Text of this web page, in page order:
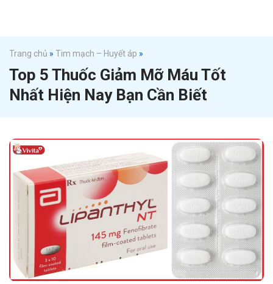
Trang chủ » Tim mạch – Huyết áp »
Top 5 Thuốc Giảm Mỡ Máu Tốt
Nhất Hiện Nay Bạn Cần Biết